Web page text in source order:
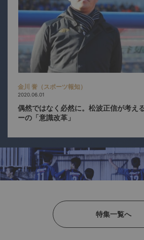
金川 誉（スポーツ報知）
2020.06.01
偶然ではなく必然に。松波正信が考え
ーの「意識改革」
特集一覧へ